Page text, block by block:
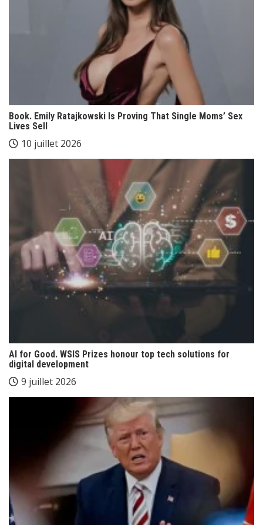
Book. Emily Ratajkowski Is Proving That Single Moms’ Sex
Lives Sell
10 juillet 2026
AI for Good. WSIS Prizes honour top tech solutions for
digital development
9 juillet 2026